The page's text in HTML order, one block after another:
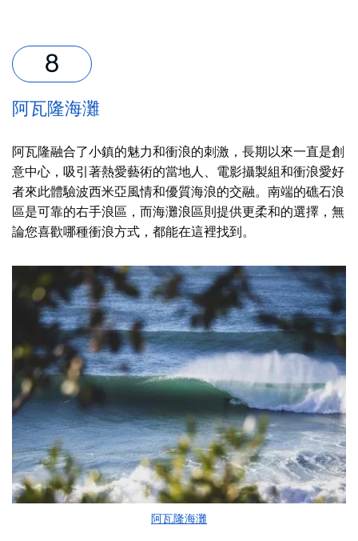
阿瓦隆海灘
阿瓦隆融合了小鎮的魅力和衝浪的刺激，長期以來一直是創
意中心，吸引著熱愛藝術的當地人、電影攝製組和衝浪愛好
者來此體驗波西米亞風情和優質海浪的交融。南端的礁石浪
區是可靠的右手浪區，而海灘浪區則提供更柔和的選擇，無
論您喜歡哪種衝浪方式，都能在這裡找到。
阿瓦隆海灘